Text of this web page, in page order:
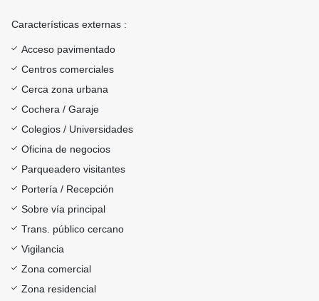
Características externas :
Acceso pavimentado
Centros comerciales
Cerca zona urbana
Cochera / Garaje
Colegios / Universidades
Oficina de negocios
Parqueadero visitantes
Portería / Recepción
Sobre vía principal
Trans. público cercano
Vigilancia
Zona comercial
Zona residencial